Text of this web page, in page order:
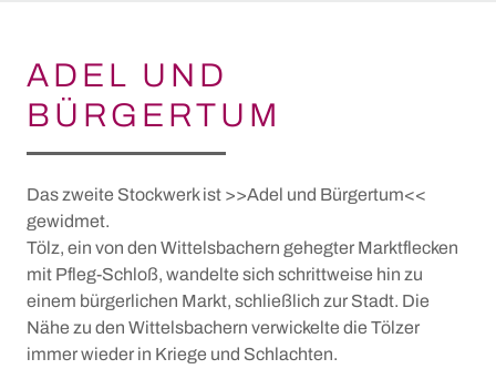
ADEL UND
BÜRGERTUM
Das zweite Stockwerk ist >>Adel und Bürgertum<<
gewidmet.
Tölz, ein von den Wittelsbachern gehegter Marktflecken
mit Pfleg-Schloß, wandelte sich schrittweise hin zu
einem bürgerlichen Markt, schließlich zur Stadt. Die
Nähe zu den Wittelsbachern verwickelte die Tölzer
immer wieder in Kriege und Schlachten.